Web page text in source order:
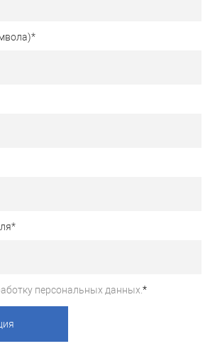
*
*
персональных данных. *